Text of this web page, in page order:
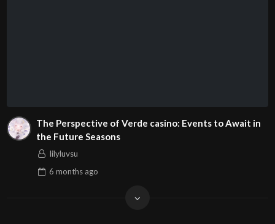
The Perspective of Verde casino: Events to Await in
the Future Seasons
lilyluvsu
6 monthsago